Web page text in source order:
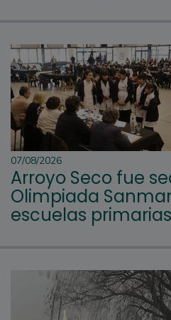
07/08/2026
Arroyo Seco fue
Olimpiada
escuelas primarias